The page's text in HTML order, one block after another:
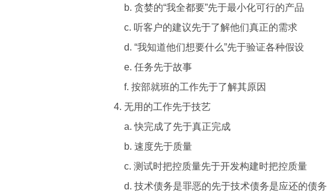
b. 贪婪的“我全都要”先于最小化可行的产品
c. 听客户的建议先于了解他们真正的需求
d. “我知道他们想要什么”先于验证各种假设
e. 任务先于故事
f. 按部就班的工作先于了解其原因
无用的工作先于技艺
a. 快完成了先于真正完成
b. 速度先于质量
c. 测试时把控质量先于开发构建时把控质量
d. 技术债务是罪恶的先于技术债务是应还的债务